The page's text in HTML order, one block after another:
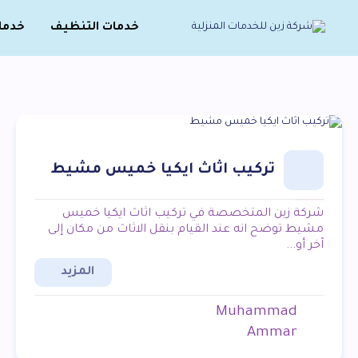
خدمات التنظيف
تركيب اثاث ايكيا خميس مشيط
شركة زين المتخصصة في تركيب اثاث ايكيا خميس
مشيط توضح انه عند القيام بنقل الاثاث من مكان إلى
آخر أو...
المزيد
Muhammad
Ammar